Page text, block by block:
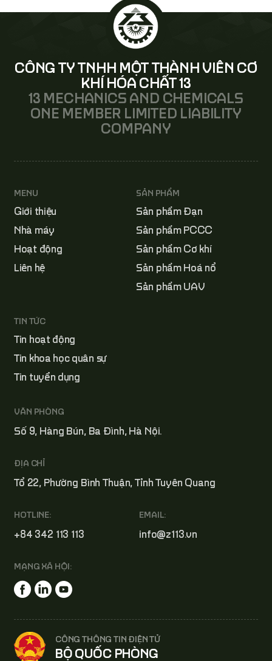
CÔNG TY TNHH MỘT THÀNH VIÊN CƠ
KHÍ HÓA CHẤT 13
13 MECHANICS AND CHEMICALS
ONE MEMBER LIMITED LIABILITY
COMPANY
MENU
Giới thiệu
Nhà máy
Hoạt động
Liên hệ
SẢN PHẨM
Sản phẩm Đạn
Sản phẩm PCCC
Sản phẩm Cơ khí
Sản phẩm Hoá nổ
Sản phẩm UAV
TIN TỨC
Tin hoạt động
Tin khoa học quân sự
Tin tuyển dụng
VĂN PHÒNG
Số 9, Hàng Bún, Ba Đình, Hà Nội.
ĐỊA CHỈ
Tổ 22, Phường Bình Thuận, Tỉnh Tuyên Quang
HOTLINE:
+84 342 113 113
EMAIL:
info@z113.vn
MẠNG XÃ HỘI:
CÔNG THÔNG TIN ĐIỆN TỬ
BỘ QUỐC PHÒNG